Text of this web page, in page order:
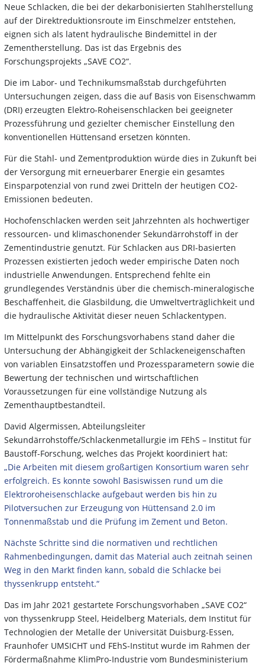
Neue Schlacken, die bei der dekarbonisierten Stahlherstellung
auf der Direktreduktionsroute im Einschmelzer entstehen,
eignen sich als latent hydraulische Bindemittel in der
Zementherstellung. Das ist das Ergebnis des
Forschungsprojekts „SAVE CO2“.
Die im Labor- und Technikumsmaßstab durchgeführten
Untersuchungen zeigen, dass die auf Basis von Eisenschwamm
(DRI) erzeugten Elektro-Roheisenschlacken bei geeigneter
Prozessführung und gezielter chemischer Einstellung den
konventionellen Hüttensand ersetzen könnten.
Für die Stahl- und Zementproduktion würde dies in Zukunft bei
der Versorgung mit erneuerbarer Energie ein gesamtes
Einsparpotenzial von rund zwei Dritteln der heutigen CO2-
Emissionen bedeuten.
Hochofenschlacken werden seit Jahrzehnten als hochwertiger
ressourcen- und klimaschonender Sekundärrohstoff in der
Zementindustrie genutzt. Für Schlacken aus DRI-basierten
Prozessen existierten jedoch weder empirische Daten noch
industrielle Anwendungen. Entsprechend fehlte ein
grundlegendes Verständnis über die chemisch-mineralogische
Beschaffenheit, die Glasbildung, die Umweltverträglichkeit und
die hydraulische Aktivität dieser neuen Schlackentypen.
Im Mittelpunkt des Forschungsvorhabens stand daher die
Untersuchung der Abhängigkeit der Schlackeneigenschaften
von variablen Einsatzstoffen und Prozessparametern sowie die
Bewertung der technischen und wirtschaftlichen
Voraussetzungen für eine vollständige Nutzung als
Zementhauptbestandteil.
David Algermissen, Abteilungsleiter
Sekundärrohstoffe/Schlackenmetallurgie im FEhS – Institut für
Baustoff-Forschung, welches das Projekt koordiniert hat:
„Die Arbeiten mit diesem großartigen Konsortium waren sehr
erfolgreich. Es konnte sowohl Basiswissen rund um die
Elektroroheisenschlacke aufgebaut werden bis hin zu
Pilotversuchen zur Erzeugung von Hüttensand 2.0 im
Tonnenmaßstab und die Prüfung im Zement und Beton.
Nächste Schritte sind die normativen und rechtlichen
Rahmenbedingungen, damit das Material auch zeitnah seinen
Weg in den Markt finden kann, sobald die Schlacke bei
thyssenkrupp entsteht.“
Das im Jahr 2021 gestartete Forschungsvorhaben „SAVE CO2“
von thyssenkrupp Steel, Heidelberg Materials, dem Institut für
Technologien der Metalle der Universität Duisburg-Essen,
Fraunhofer UMSICHT und FEhS-Institut wurde im Rahmen der
Fördermaßnahme KlimPro-Industrie vom Bundesministerium